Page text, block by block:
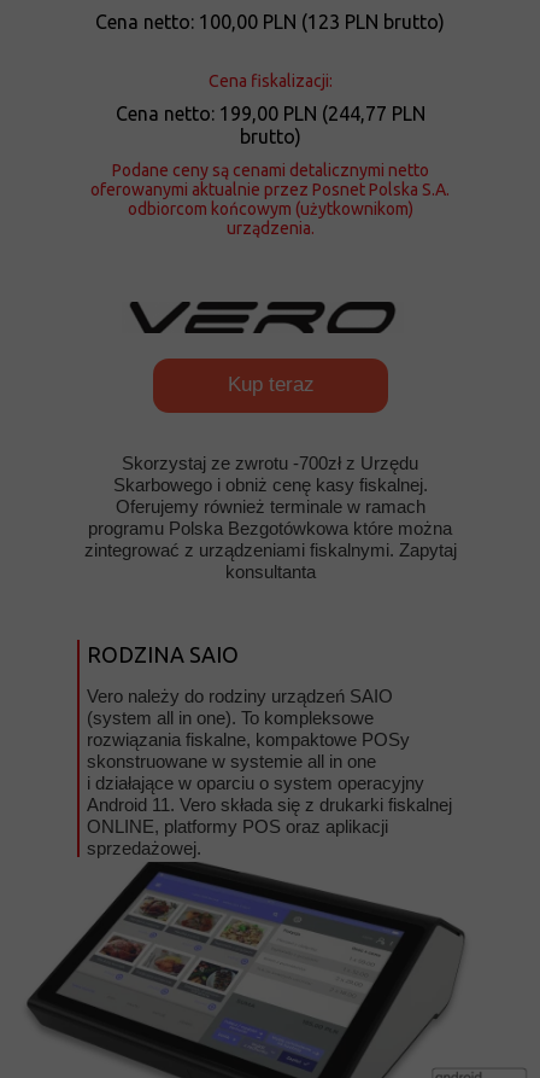
Kup teraz
Cena netto: 199,00 PLN (244,77 PLN
brutto)
Cena fiskalizacji:
Podane ceny są cenami detalicznymi netto
oferowanymi aktualnie przez Posnet Polska S.A.
odbiorcom końcowym (użytkownikom)
urządzenia.
Cena netto: 100,00 PLN (123 PLN brutto)
Skorzystaj ze zwrotu -700zł z Urzędu
Skarbowego i obniż cenę kasy fiskalnej.
Oferujemy również terminale w ramach
programu Polska Bezgotówkowa które można
zintegrować z urządzeniami fiskalnymi. Zapytaj
konsultanta
Vero należy do rodziny urządzeń SAIO
(system all in one). To kompleksowe
rozwiązania fiskalne, kompaktowe POSy
skonstruowane w systemie all in one
i działające w oparciu o system operacyjny
Android 11. Vero składa się z drukarki fiskalnej
ONLINE, platformy POS oraz aplikacji
sprzedażowej.
RODZINA SAIO